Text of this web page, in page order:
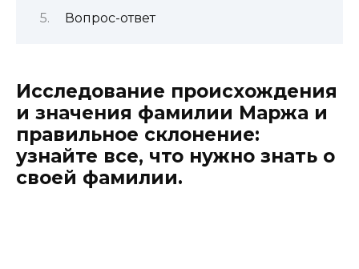
Вопрос-ответ
Исследование происхождения
и значения фамилии Маржа и
правильное склонение:
узнайте все, что нужно знать о
своей фамилии.